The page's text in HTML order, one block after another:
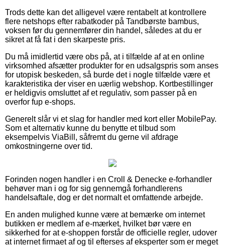
Trods dette kan det alligevel være rentabelt at kontrollere
flere netshops efter rabatkoder på Tandbørste bambus,
voksen før du gennemfører din handel, således at du er
sikret at få fat i den skarpeste pris.
Du må imidlertid være obs på, at i tilfælde af at en online
virksomhed afsætter produkter for en udsalgspris som anses
for utopisk beskeden, så burde det i nogle tilfælde være et
karakteristika der viser en uærlig webshop. Kortbestillinger
er heldigvis omsluttet af et regulativ, som passer på en
overfor fup e-shops.
Generelt slår vi et slag for handler med kort eller MobilePay.
Som et alternativ kunne du benytte et tilbud som
eksempelvis ViaBill, såfremt du gerne vil afdrage
omkostningerne over tid.
Forinden nogen handler i en Croll & Denecke e-forhandler
behøver man i og for sig gennemgå forhandlerens
handelsaftale, dog er det normalt et omfattende arbejde.
En anden mulighed kunne være at bemærke om internet
butikken er medlem af e-mærket, hvilket bør være en
sikkerhed for at e-shoppen forstår de officielle regler, udover
at internet firmaet af og til efterses af eksperter som er meget